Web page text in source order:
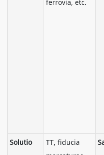
ferrovia, etc.
Solutio
TT, fiducia